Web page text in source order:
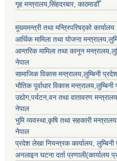
गृह मन्त्रालय,सिंहदरबार, काठमाडौँ
मुख्यमन्त्री तथा मन्त्रिपरिषद्को
आर्थिक मामिला तथा योजना मन्त्रालय,
आन्तरिक मामिला तथा कानून मन्त्रालय,
नेपाल
सामाजिक विकास मन्त्रालय,लुम्बिनी प्रदेश
भौतिक पूर्वाधार विकास मन्त्रालय,
उद्याेग,पर्यटन,वन तथा वातावरण मन्त्रालय
नेपाल
भुमि व्यवस्था,कृषि तथा सहकारी
नेपाल
प्रदेश लेखा नियन्त्रक कार्यालय,
अनलाइन घटना दर्ता प्रणाली(कार्यालय